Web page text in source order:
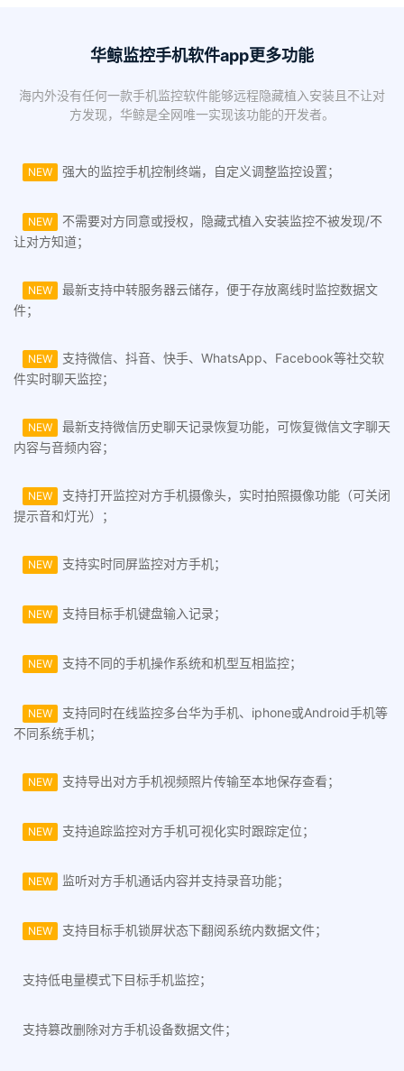
华鲸监控手机软件app更多功能
海内外没有任何一款手机监控软件能够远程隐藏植入安装且不让对
方发现，华鲸是全网唯一实现该功能的开发者。
NEW 强大的监控手机控制终端，自定义调整监控设置；
NEW
不需要对方同意或授权，隐藏式植入安装监控不被发现/不
让对方知道；
NEW
最新支持中转服务器云储存，便于存放离线时监控数据文
件；
NEW
支持微信、抖音、快手、WhatsApp、Facebook等社交软
件实时聊天监控；
NEW
最新支持微信历史聊天记录恢复功能，可恢复微信文字聊天
内容与音频内容；
NEW
支持打开监控对方手机摄像头，实时拍照摄像功能（可关闭
提示音和灯光）；
NEW 支持实时同屏监控对方手机；
NEW 支持目标手机键盘输入记录；
NEW 支持不同的手机操作系统和机型互相监控；
NEW
支持同时在线监控多台华为手机、iphone或Android手机等
不同系统手机；
NEW 支持导出对方手机视频照片传输至本地保存查看；
NEW 支持追踪监控对方手机可视化实时跟踪定位；
NEW 监听对方手机通话内容并支持录音功能；
NEW 支持目标手机锁屏状态下翻阅系统内数据文件；
支持低电量模式下目标手机监控；
支持篡改删除对方手机设备数据文件；